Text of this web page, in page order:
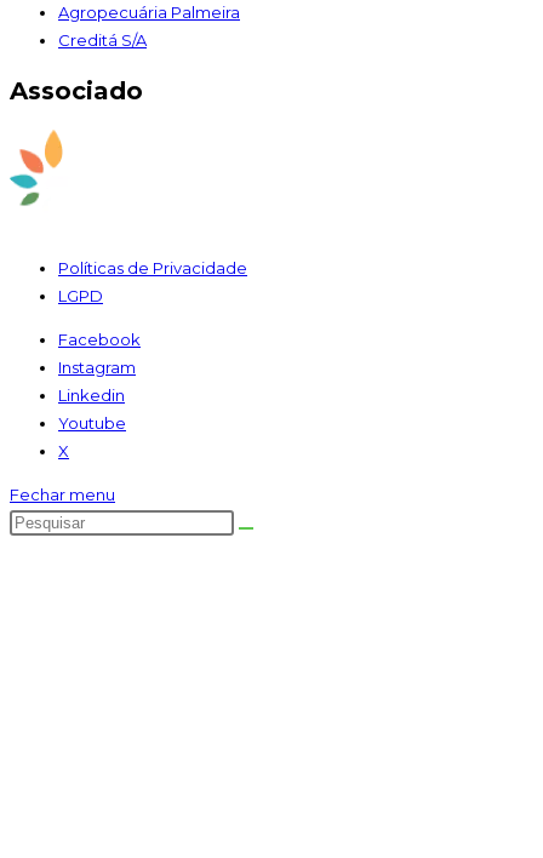
Agropecuária Palmeira
Creditá S/A
Associado
Políticas de Privacidade
LGPD
Facebook
Instagram
Linkedin
Youtube
X
Fechar menu